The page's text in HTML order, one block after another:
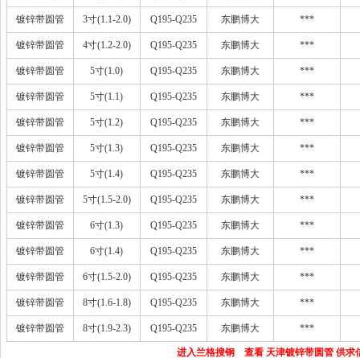
镀锌带圆管 3寸(1.1-2.0) Q195-Q235 东鹏博大 ***
镀锌带圆管 4寸(1.2-2.0) Q195-Q235 东鹏博大 ***
镀锌带圆管 5寸(1.0) Q195-Q235 东鹏博大 ***
镀锌带圆管 5寸(1.1) Q195-Q235 东鹏博大 ***
镀锌带圆管 5寸(1.2) Q195-Q235 东鹏博大 ***
镀锌带圆管 5寸(1.3) Q195-Q235 东鹏博大 ***
镀锌带圆管 5寸(1.4) Q195-Q235 东鹏博大 ***
镀锌带圆管 5寸(1.5-2.0) Q195-Q235 东鹏博大 ***
镀锌带圆管 6寸(1.3) Q195-Q235 东鹏博大 ***
镀锌带圆管 6寸(1.4) Q195-Q235 东鹏博大 ***
镀锌带圆管 6寸(1.5-2.0) Q195-Q235 东鹏博大 ***
镀锌带圆管 8寸(1.6-1.8) Q195-Q235 东鹏博大 ***
镀锌带圆管 8寸(1.9-2.3) Q195-Q235 东鹏博大 ***
进入兰格搜钢 查看 天津镀锌带圆管 供求